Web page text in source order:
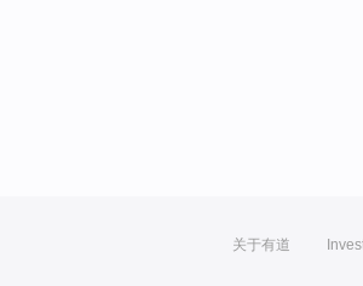
关于有道